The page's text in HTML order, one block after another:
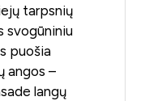
tarpsnių
svogūniniu
puošia
angos –
langų